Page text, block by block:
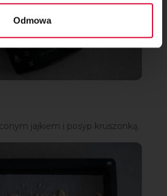
Odmowa
jajkiem i posyp kruszonką.